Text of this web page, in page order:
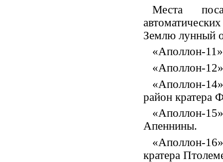
Места
Землю лунный
«Аполлон-
«Аполлон-
«Аполлон-
район кратера
«Аполлон-
Апеннины.
«Аполлон-
кратера